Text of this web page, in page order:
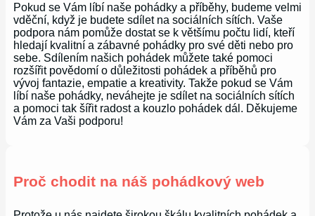
Pokud se Vám líbí naše pohádky a příběhy, budeme velmi
vděční, když je budete sdílet na sociálních sítích. Vaše
podpora nám pomůže dostat se k většímu počtu lidí, kteří
hledají kvalitní a zábavné pohádky pro své děti nebo pro
sebe. Sdílením našich pohádek můžete také pomoci
rozšířit povědomí o důležitosti pohádek a příběhů pro
vývoj fantazie, empatie a kreativity. Takže pokud se Vám
líbí naše pohádky, neváhejte je sdílet na sociálních sítích
a pomoci tak šířit radost a kouzlo pohádek dál. Děkujeme
Vám za Vaši podporu!
Proč chodit na náš pohádkový web